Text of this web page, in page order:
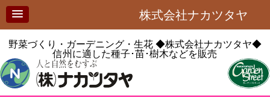
株式会社ナカツタヤ
野菜づくり・ガーデニング・生花◆株式会社ナカツタヤ◆
信州に適した種子･苗･樹木などを販売